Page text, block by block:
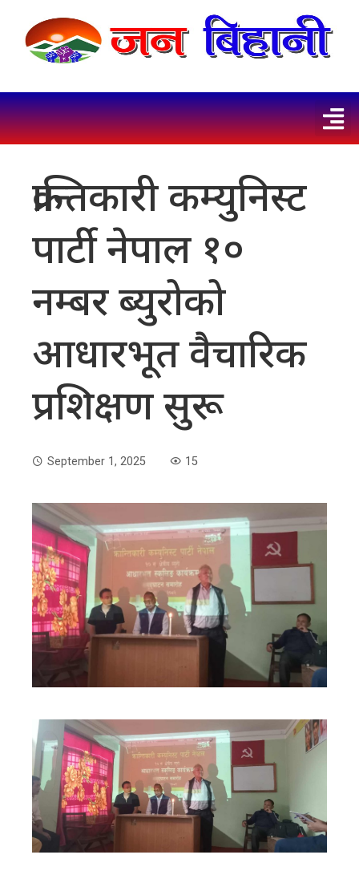
क्रान्तिकारी कम्युनिस्ट
पार्टी नेपाल १०
नम्बर ब्युरोको
आधारभूत वैचारिक
प्रशिक्षण सुरू
September 1, 2025 15